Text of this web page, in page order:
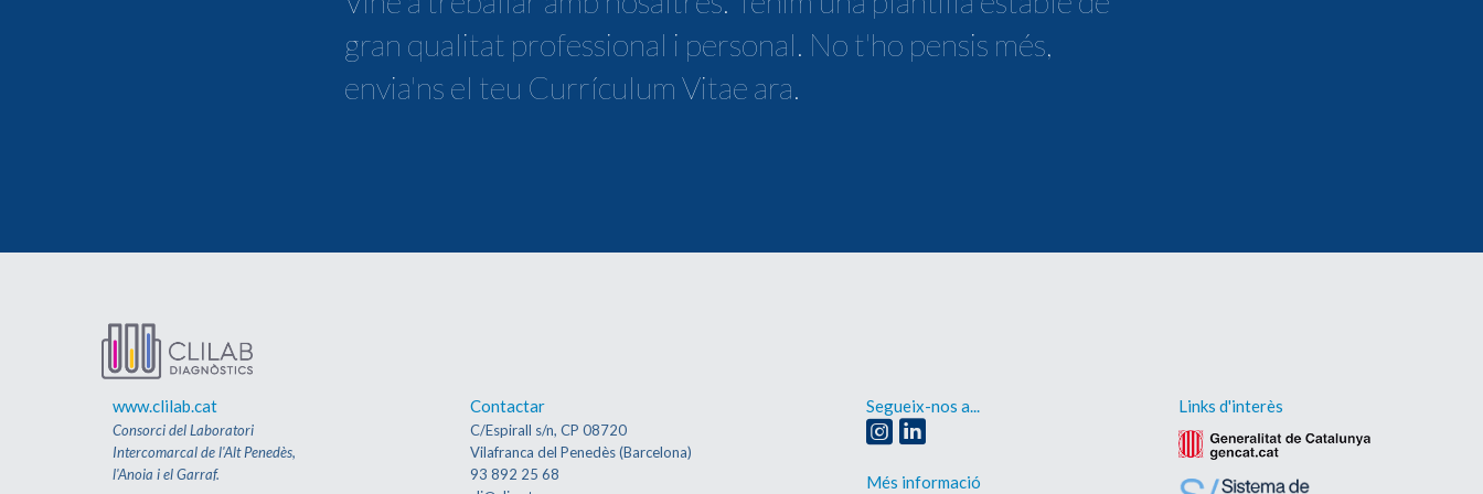
gran qualitat professional i personal. No t'ho pensis més,
envia'ns el teu Currículum Vitae ara.
www.clilab.cat
Consorci del Laboratori
Intercomarcal de l'Alt Penedès,
l'Anoia i el Garraf.
Contactar
C/Espirall s/n, CP 08720
Vilafranca del Penedès (Barcelona)
93 892 25 68
Segueix-nos a...
Més informació
Links d'interès